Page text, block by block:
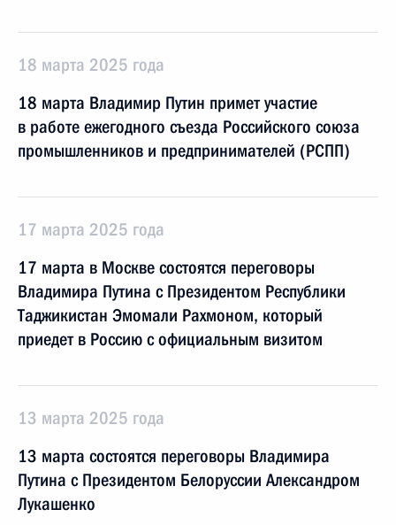
18 марта 2025 года
18 марта Владимир Путин примет участие
в работе ежегодного съезда Российского союза
промышленников и предпринимателей (РСПП)
17 марта 2025 года
17 марта в Москве состоятся переговоры
Владимира Путина с Президентом Республики
Таджикистан Эмомали Рахмоном, который
приедет в Россию с официальным визитом
13 марта 2025 года
13 марта состоятся переговоры Владимира
Путина с Президентом Белоруссии Александром
Лукашенко